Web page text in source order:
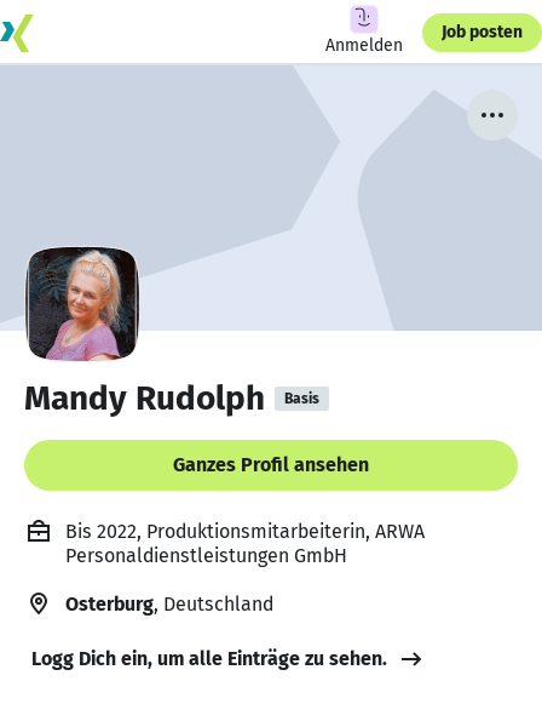
Anmelden
Job posten
Mandy Rudolph Basis
Ganzes Profil ansehen
Bis 2022, Produktionsmitarbeiterin, ARWA
Personaldienstleistungen GmbH
Osterburg, Deutschland
Logg Dich ein, um alle Einträge zu sehen.